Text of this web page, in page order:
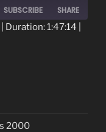
SUBSCRIBE SHARE
Duration: 1:47:14
2000